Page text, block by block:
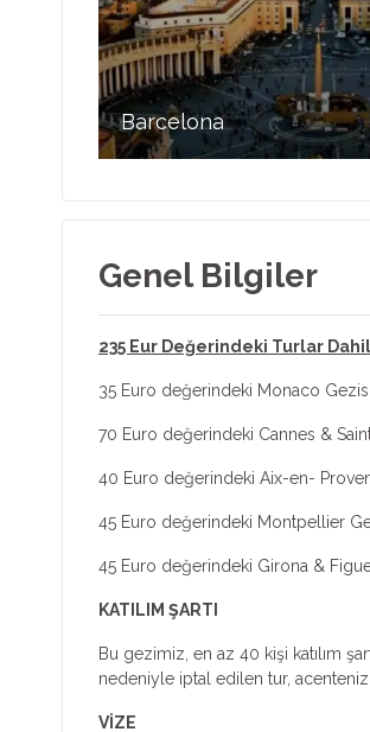
Barcelona
Genel Bilgiler
235 Eur Değerindeki Turlar Dahil
35 Euro değerindeki Monaco
70 Euro değerindeki Cannes &
40 Euro değerindeki Aix-en-
45 Euro değerindeki Montpellier
45 Euro değerindeki Girona &
KATILIM ŞARTI
Bu gezimiz, en az 40 kişi katılım
nedeniyle iptal edilen tur, acenteniz
VİZE